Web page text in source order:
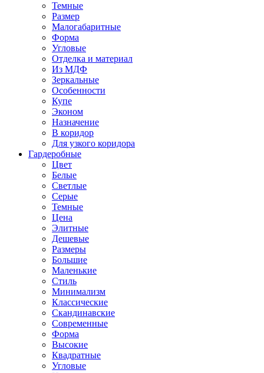
Темные
Размер
Малогабаритные
Форма
Угловые
Отделка и материал
Из МДФ
Зеркальные
Особенности
Купе
Эконом
Назначение
В коридор
Для узкого коридора
Гардеробные
Цвет
Белые
Светлые
Серые
Темные
Цена
Элитные
Дешевые
Размеры
Большие
Маленькие
Стиль
Минимализм
Классические
Скандинавские
Современные
Форма
Высокие
Квадратные
Угловые